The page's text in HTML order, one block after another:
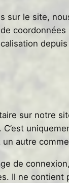
sur le site,
sur notre
autre
de
Il ne